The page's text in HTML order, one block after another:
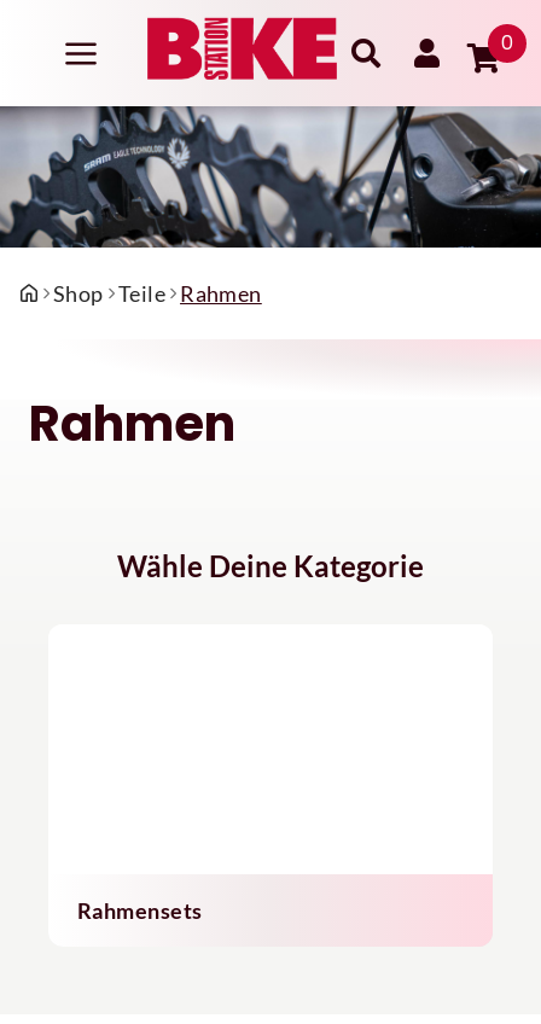
0
Shop Teile Rahmen
Rahmen
Wähle Deine Kategorie
Rahmensets